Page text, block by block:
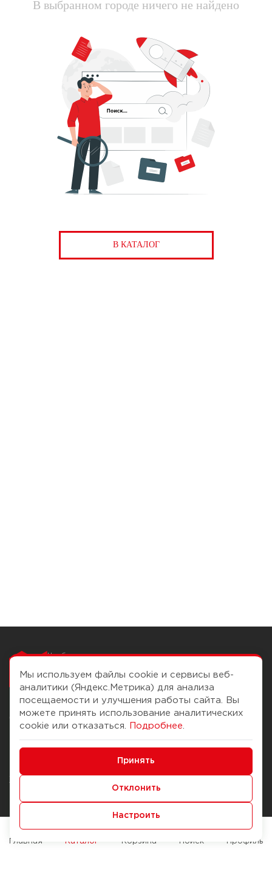
В выбранном городе ничего не найдено
В КАТАЛОГ
Чтобы вам легко
О компании
История Компании
Журнал
Наши марки
Брендирование
Помощь
Доставка и оплата
Способы оплаты
Служба контроля качества
Мы используем файлы cookie и сервисы веб-
аналитики (Яндекс.Метрика) для анализа
посещаемости и улучшения работы сайта. Вы
можете принять использование аналитических
cookie или отказаться.
Подробнее
Принять
Отклонить
Настроить
Главная Каталог Корзина Поиск Профиль